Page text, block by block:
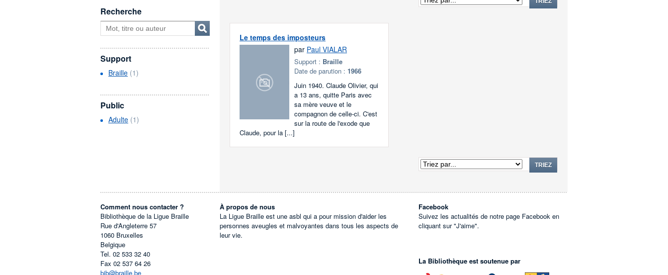
Le temps des imposteurs
par Paul VIALAR
Support : Braille
Date de parution : 1966
Juin 1940. Claude Olivier, qui
a 13 ans, quitte Paris avec
sa mère veuve et le
compagnon de celle-ci. C'est
sur la route de l'exode que
Claude, pour la [...]
TRIEZ
Recherche
Support
Braille (1)
Public
Adulte (1)
Comment nous contacter ?
Bibliothèque de la Ligue Braille
Rue d'Angleterre 57
1060 Bruxelles
Belgique
Tel. 02 533 32 40
Fax 02 537 64 26
bib@braille.be
À propos de nous
La Ligue Braille est une asbl qui a pour mission d'aider les
personnes aveugles et malvoyantes dans tous les aspects de
leur vie.
Facebook
Suivez les actualités de notre page Facebook en
cliquant sur "J'aime".
La Bibliothèque est soutenue par